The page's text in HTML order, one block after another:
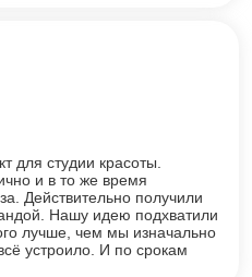
для студии красоты.
и в то же время
Действительно получили
Нашу идею подхватили
лучше, чем мы изначально
устроило. И по срокам